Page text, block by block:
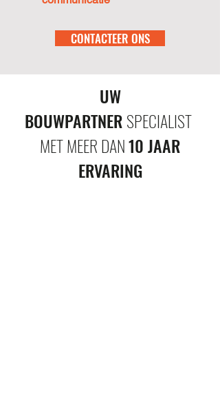
CONTACTEER ONS
UW
BOUWPARTNERSPECIALIST
MET MEER DAN10 JAAR
ERVARING